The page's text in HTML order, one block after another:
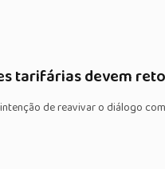
tarifárias devem
de reavivar o diálogo